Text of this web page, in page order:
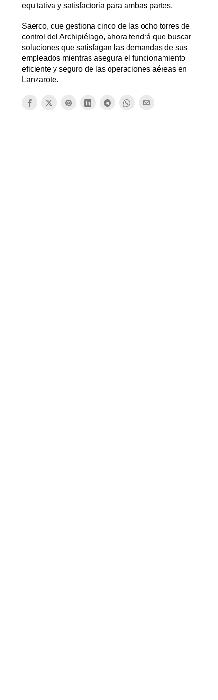
equitativa y satisfactoria para ambas partes.
Saerco, que gestiona cinco de las ocho torres de
control del Archipiélago, ahora tendrá que buscar
soluciones que satisfagan las demandas de sus
empleados mientras asegura el funcionamiento
eficiente y seguro de las operaciones aéreas en
Lanzarote.